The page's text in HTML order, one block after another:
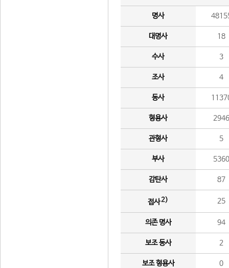
명사
대명사 18
수사 3
조사 4
동사
형용사 2946
관형사 5
부사 5360
감탄사 87
접사2) 25
의존 명사 94
보조 동사 2
보조 형용사 0